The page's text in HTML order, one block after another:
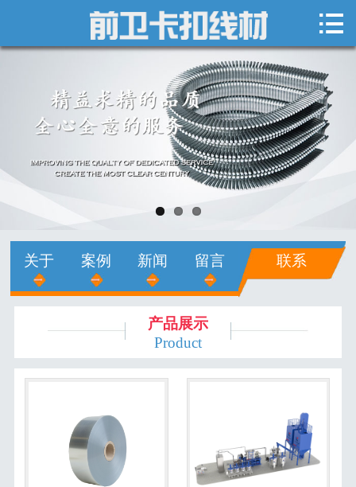
 网站首页
关于我们
新闻中心
产品展示
销售网络
在线留言
联系我们

关于 案例 新闻 留言 联系
产品展示
Product